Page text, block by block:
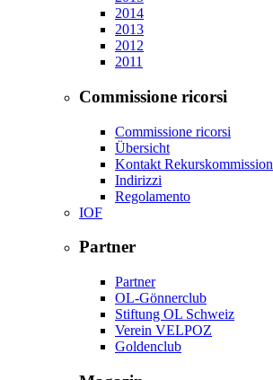
2014
2013
2012
2011
Commissione ricorsi
Commissione ricorsi
Übersicht
Kontakt Rekurskommission
Indirizzi
Regolamento
IOF
Partner
Partner
OL-Gönnerclub
Stiftung OL Schweiz
Verein VELPOZ
Goldenclub